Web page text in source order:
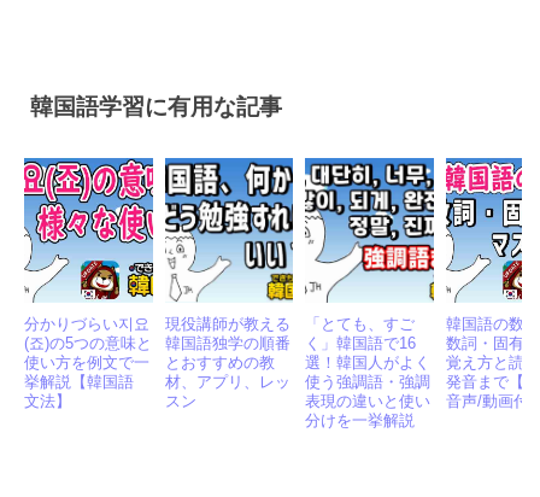
韓国語学習に有用な記事
分かりづらい지요
(죠)の5つの意味と
使い方を例文で一
挙解説【韓国語
文法】
現役講師が教える
韓国語独学の順番
とおすすめの教
材、アプリ、レッ
スン
「とても、すご
く」韓国語で16
選！韓国人がよく
使う強調語・強調
表現の違いと使い
分けを一挙解説
韓国語の数
数詞・固有
覚え方と読
発音まで【
音声/動画付